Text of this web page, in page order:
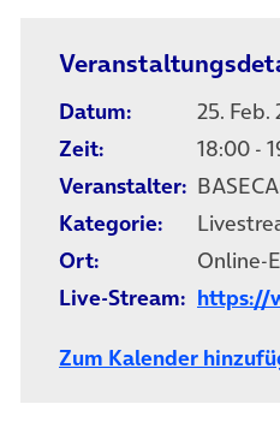
Datum:
25. Feb.
Zeit:
Veranstalter:
Kategorie:
Ort:
Online-
Live-Stream: https://
Zum Kalender